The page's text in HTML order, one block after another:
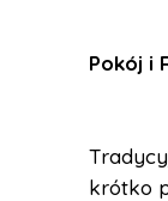
Pokój i
krótko